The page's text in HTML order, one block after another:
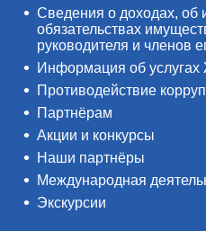
Сведения о доходах, об
обязательствах
руководителя и членов
Информация об
Противодействие
Партнёрам
Акции и конкурсы
Наши партнёры
Международная
Экскурсии